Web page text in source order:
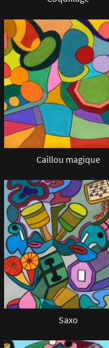
Caillou magique
Saxo